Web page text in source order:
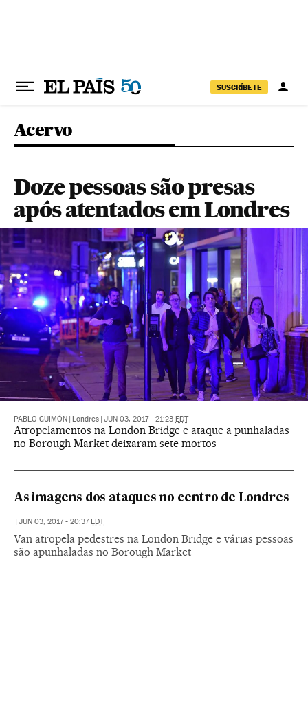
SUSCRÍBETE
Acervo
Doze pessoas são presas
após atentados em Londres
PABLO GUIMÓN Londres JUN 03, 2017 - 21:23 EDT
Atropelamentos na London Bridge e ataque a punhaladas
no Borough Market deixaram sete mortos
As imagens dos ataques no centro de Londres
JUN 03, 2017 - 20:37 EDT
Van atropela pedestres na London Bridge e várias pessoas
são apunhaladas no Borough Market